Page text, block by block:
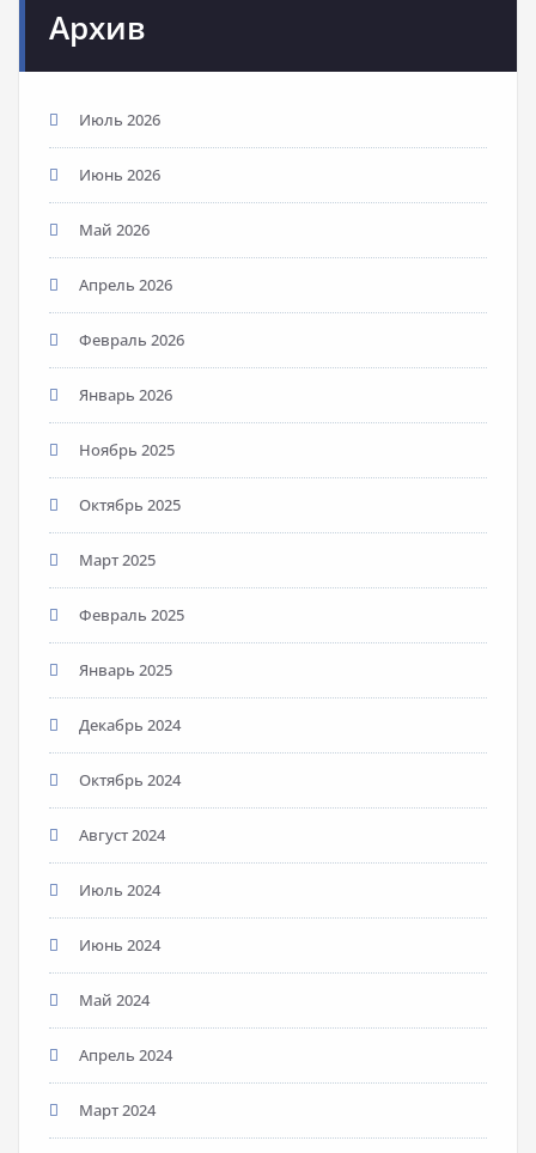
Архив
Июль 2026
Июнь 2026
Май 2026
Апрель 2026
Февраль 2026
Январь 2026
Ноябрь 2025
Октябрь 2025
Март 2025
Февраль 2025
Январь 2025
Декабрь 2024
Октябрь 2024
Август 2024
Июль 2024
Июнь 2024
Май 2024
Апрель 2024
Март 2024